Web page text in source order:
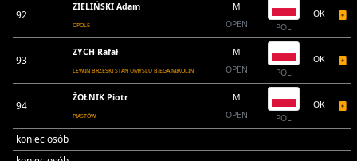
92
ZIELIŃSKI Adam
OPOLE
M
OPEN
POL
OK
93
ZYCH Rafał
LEWIN BRZESKI STAN UMYSLU BIEGA MIKOLIN
M
OPEN
POL
OK
94
ŻOŁNIK Piotr
PIASTÓW
M
OPEN
POL
OK
koniec osób